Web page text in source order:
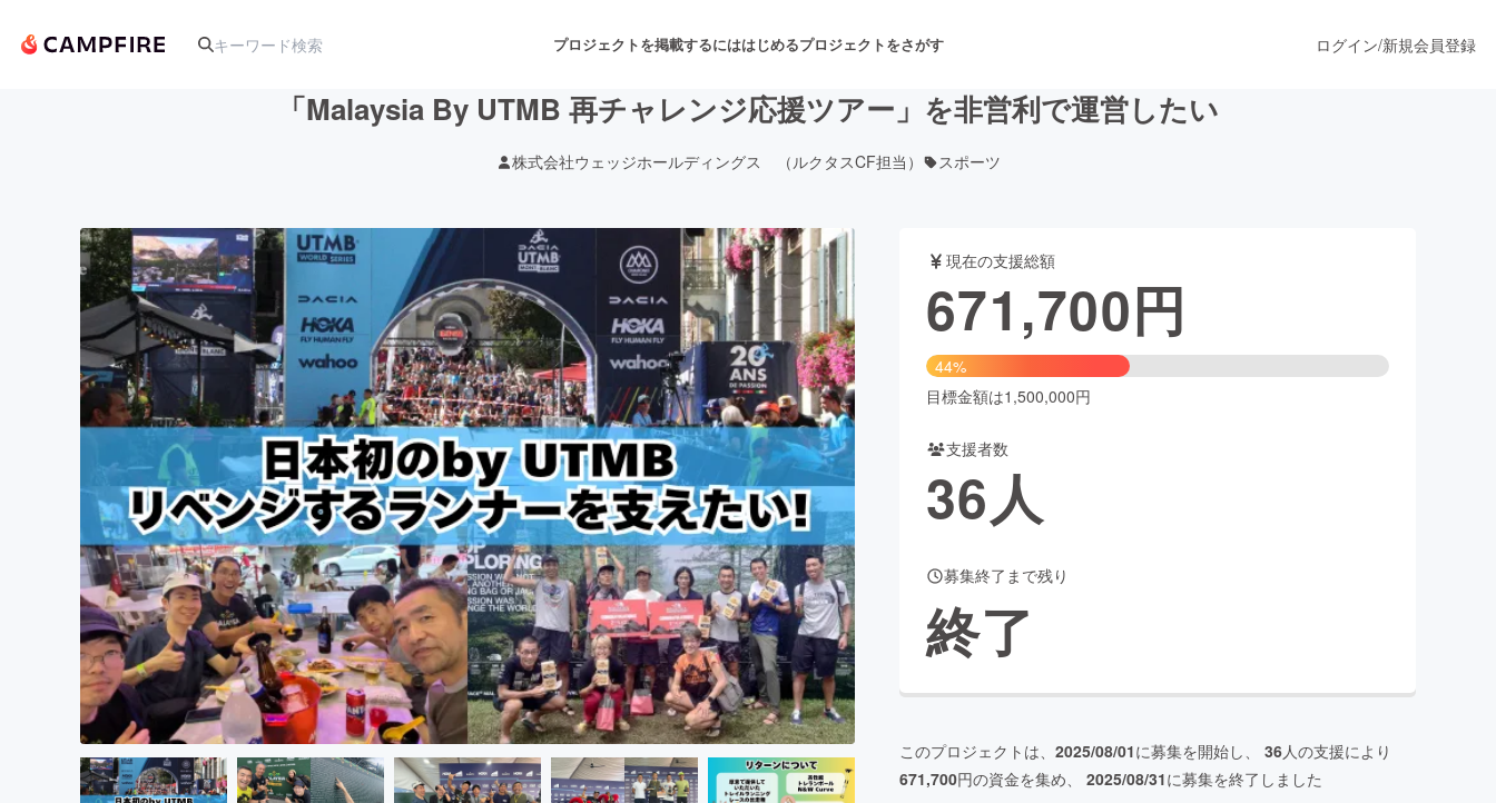
プロジェクトを掲載するにははじめるプロジェクトをさがす
アート・写真 音楽 舞台・パフォーマンス
テクノロジー・ガジェット ゲーム・サービス開発 フード・飲食店 ファッション
映像・映画 書籍・雑誌出版 アニメ・漫画
ビジネス・起業 チャレンジ ビューティー・ヘルスケア
まちづくり・地域活性化
CAMPFIRE for Social GoodCAMPFIRE Creation
CAMPFIREふるさと納税machi-yaコミュニティ
ログイン/新規会員登録
「Malaysia By UTMB 再チャレンジ応援ツアー」を非営利で運営したい
株式会社ウェッジホールディングス （ルクタスCF担当） スポーツ
現在の支援総額
671,700円
44%
目標金額は1,500,000円
支援者数
36人
募集終了まで残り
終了
このプロジェクトは、 2025/08/01に募集を開始し、 36人の支援により
671,700円の資金を集め、 2025/08/31に募集を終了しました